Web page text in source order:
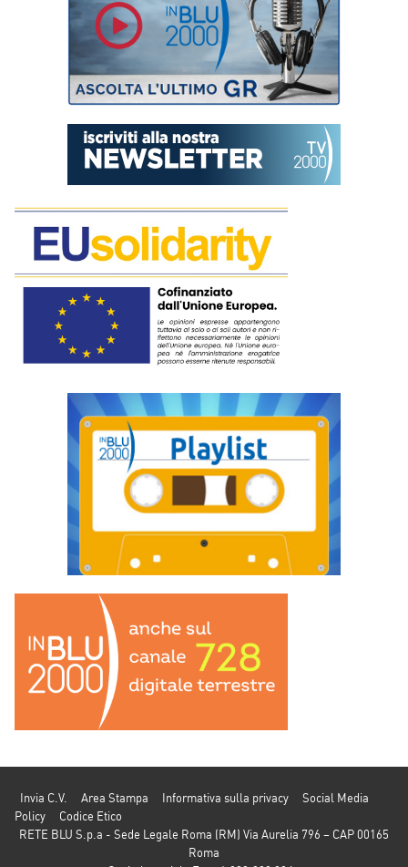
Invia C.V. Area Stampa Informativa sulla privacy
Social Media
Policy
Codice Etico
RETE BLU S.p.a - Sede Legale Roma (RM) Via Aurelia 796 – CAP 00165
Roma